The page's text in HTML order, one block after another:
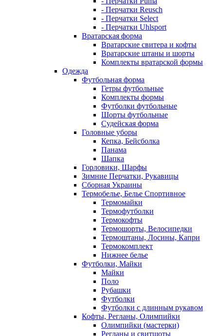
- Перчатки Reusch
- Перчатки Select
- Перчатки Uhlsport
Вратарская форма
Вратарские свитера и кофты
Вратарские штаны и шорты
Комплекты вратарской формы
Одежда
Футбольная форма
Гетры футбольные
Комплекты формы
Футболки футбольные
Шорты футбольные
Судейская форма
Головные уборы
Кепка, Бейсболка
Панама
Шапка
Горловики, Шарфы
Зимние Перчатки, Рукавицы
Сборная Украины
Термобелье, Белье Спортивное
Термомайки
Термофутболки
Термокофты
Термошорты, Велосипедки
Термоштаны, Лосины, Капри
Термокомплект
Нижнее белье
Футболки, Майки
Майки
Поло
Рубашки
Футболки
Футболки с длинным рукавом
Кофты, Регланы, Олимпийки
Олимпийки (мастерки)
Регланы и свитшоты